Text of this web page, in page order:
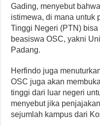
Gading, menyebut
istimewa, di mana untuk
Tinggi Negeri (PTN)
beasiswa OSC, yakni
Padang.
Herfindo juga
OSC juga akan
tinggi dari luar negeri
menyebut jika
sejumlah kampus dari